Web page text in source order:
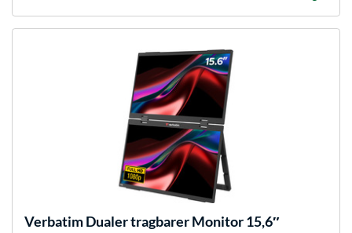
VerbatimDualer tragbarer Monitor 15,6″